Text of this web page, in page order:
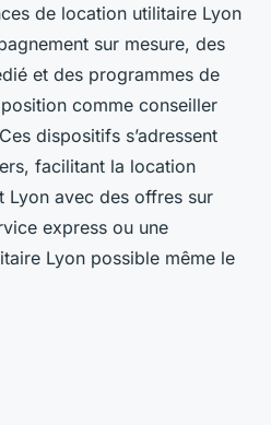
de location utilitaire Lyon
sur mesure, des
et des programmes de
comme conseiller
dispositifs s’adressent
facilitant la location
Lyon avec des offres sur
express ou une
Lyon possible même le